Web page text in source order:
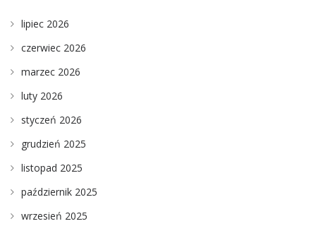
lipiec 2026
czerwiec 2026
marzec 2026
luty 2026
styczeń 2026
grudzień 2025
listopad 2025
październik 2025
wrzesień 2025